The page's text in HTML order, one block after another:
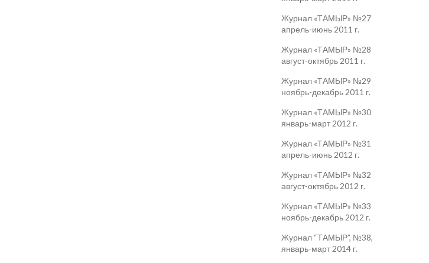
Журнал «ТАМЫР» №27
апрель-июнь 2011 г.
Журнал «ТАМЫР» №28
август-октябрь 2011 г.
Журнал «ТАМЫР» №29
ноябрь-декабрь 2011 г.
Журнал «ТАМЫР» №30
январь-март 2012 г.
Журнал «ТАМЫР» №31
апрель-июнь 2012 г.
Журнал «ТАМЫР» №32
август-октябрь 2012 г.
Журнал «ТАМЫР» №33
ноябрь-декабрь 2012 г.
Журнал “ТАМЫР”, №38,
январь-март 2014 г.